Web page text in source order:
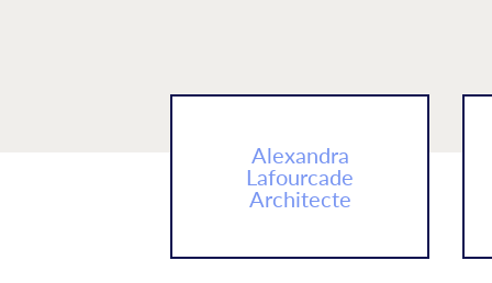
Alexandra
Lafourcade
Architecte